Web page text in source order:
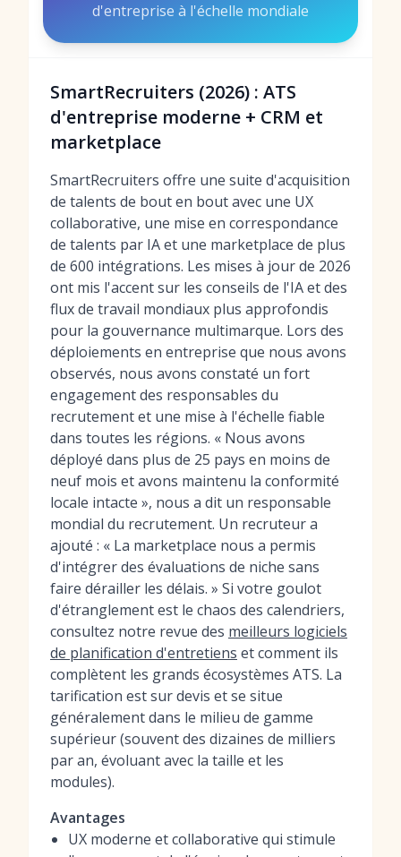
d'entreprise à l'échelle mondiale
SmartRecruiters (2026) : ATS
d'entreprise moderne + CRM et
marketplace
SmartRecruiters offre une suite d'acquisition
de talents de bout en bout avec une UX
collaborative, une mise en correspondance
de talents par IA et une marketplace de plus
de 600 intégrations. Les mises à jour de 2026
ont mis l'accent sur les conseils de l'IA et des
flux de travail mondiaux plus approfondis
pour la gouvernance multimarque. Lors des
déploiements en entreprise que nous avons
observés, nous avons constaté un fort
engagement des responsables du
recrutement et une mise à l'échelle fiable
dans toutes les régions. « Nous avons
déployé dans plus de 25 pays en moins de
neuf mois et avons maintenu la conformité
locale intacte », nous a dit un responsable
mondial du recrutement. Un recruteur a
ajouté : « La marketplace nous a permis
d'intégrer des évaluations de niche sans
faire dérailler les délais. » Si votre goulot
d'étranglement est le chaos des calendriers,
consultez notre revue des meilleurs logiciels
de planification d'entretiens et comment ils
complètent les grands écosystèmes ATS. La
tarification est sur devis et se situe
généralement dans le milieu de gamme
supérieur (souvent des dizaines de milliers
par an, évoluant avec la taille et les
modules).
Avantages
UX moderne et collaborative qui stimule